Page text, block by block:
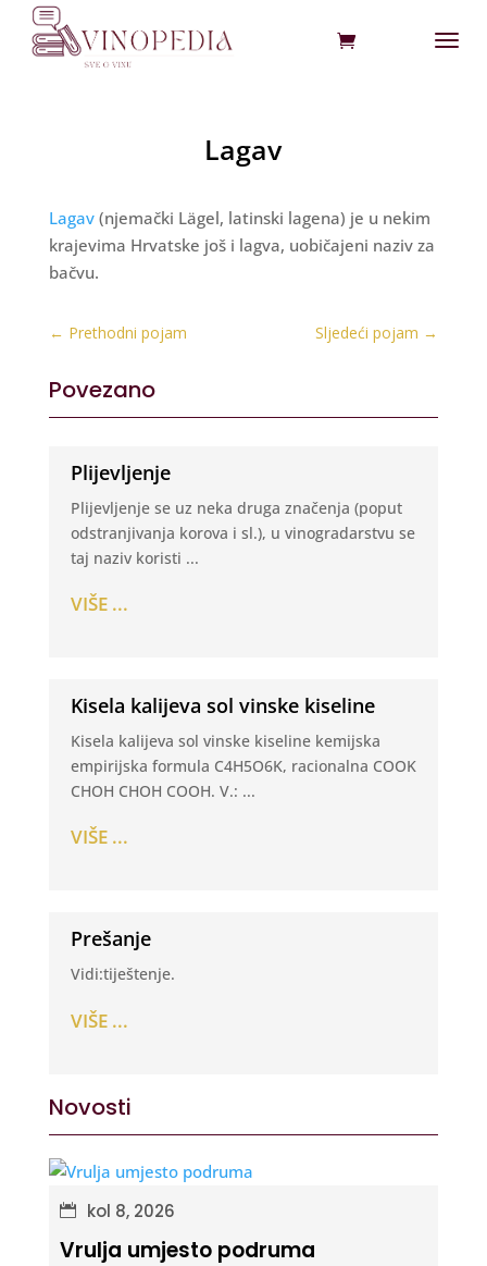
Lagav
Lagav(njemački Lägel, latinski lagena) je u nekim
krajevima Hrvatske još i lagva, uobičajeni naziv za
bačvu.
← Prethodni pojam Sljedeći pojam →
Povezano
Plijevljenje
Plijevljenje se uz neka druga značenja (poput
odstranjivanja korova i sl.), u vinogradarstvu se
taj naziv koristi ...
VIŠE ...
Kisela kalijeva sol vinske kiseline
Kisela kalijeva sol vinske kiseline kemijska
empirijska formula C4H5O6K, racionalna COOK
CHOH CHOH COOH. V.: ...
VIŠE ...
Prešanje
Vidi:tiještenje.
VIŠE ...
Novosti
kol 8, 2026
Vrulja umjesto podruma